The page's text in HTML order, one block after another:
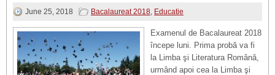
June 25, 2018 Bacalaureat 2018, Educatie
Examenul de Bacalaureat 2018
începe luni. Prima probă va fi
la Limba şi Literatura Română,
urmând apoi cea la Limba şi